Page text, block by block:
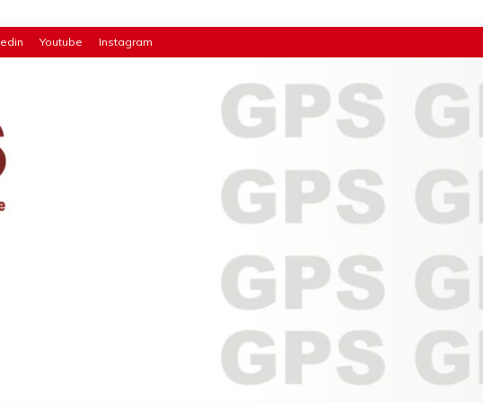
Youtube Instagram